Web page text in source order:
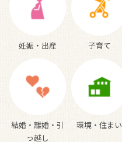
妊娠・出産 子育て
結婚・離婚・引
っ越し
環境・住まい